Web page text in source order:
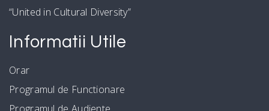
“United in Cultural Diversity”
Informatii Utile
Orar
Programul de Functionare